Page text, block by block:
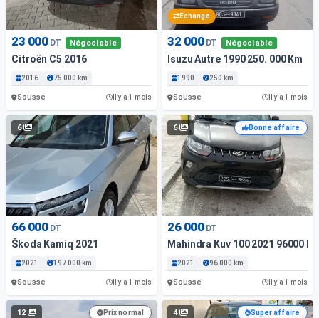
23 000 DT Négociable
Citroën C5 2016
2016 75 000 km
Sousse Il y a 1 mois
Échange
32 000 DT Négociable
Isuzu Autre 1990 250. 000 Km
1990 250 km
Sousse Il y a 1 mois
6
66 000 DT
Škoda Kamiq 2021
2021 197 000 km
Sousse Il y a 1 mois
6 Bonne affaire
26 000 DT
Mahindra Kuv 100 2021 96000
2021 96 000 km
Sousse Il y a 1 mois
12 Prix normal 4 Super affaire